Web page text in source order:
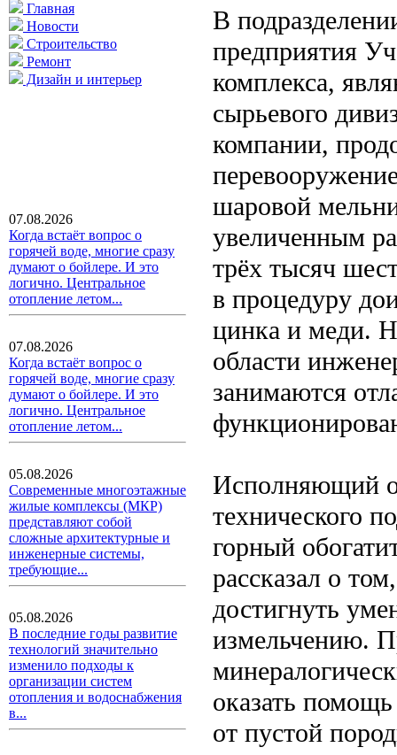
Главная
Новости
Строительство
Ремонт
Дизайн и интерьер
07.08.2026
Когда встаёт вопрос о
горячей воде, многие сразу
думают о бойлере. И это
логично. Центральное
отопление летом...
07.08.2026
Когда встаёт вопрос о
горячей воде, многие сразу
думают о бойлере. И это
логично. Центральное
отопление летом...
05.08.2026
Современные многоэтажные
жилые комплексы (МКР)
представляют собой
сложные архитектурные и
инженерные системы,
требующие...
05.08.2026
В последние годы развитие
технологий значительно
изменило подходы к
организации систем
отопления и водоснабжения
в...
В
предприятия
комплекса,
сырьевого
компании,
шаровой
увеличенным
трёх тысяч
в процедуру
цинка и меди.
области
занимаются
Исполняющий
технического
горный
рассказал о
достигнуть
измельчению.
оказать
от пустой